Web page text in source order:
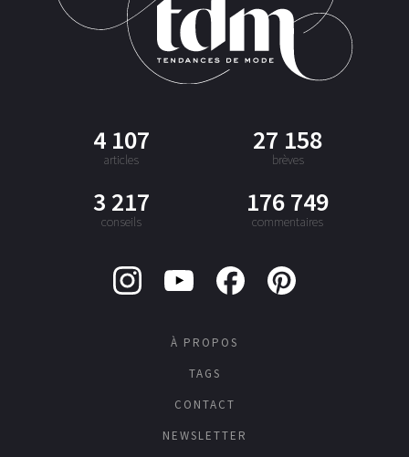
4 107
articles
27 158
brèves
3 217
conseils
176 749
commentaires
À PROPOS
TAGS
CONTACT
NEWSLETTER